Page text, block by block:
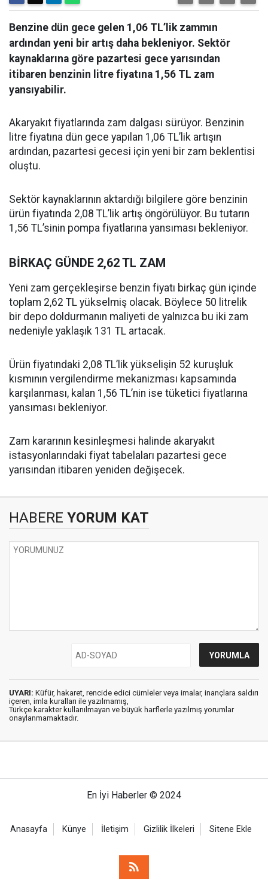
Benzine dün gece gelen 1,06 TL’lik zammın
ardından yeni bir artış daha bekleniyor. Sektör
kaynaklarına göre pazartesi gece yarısından
itibaren benzinin litre fiyatına 1,56 TL zam
yansıyabilir.
Akaryakıt fiyatlarında zam dalgası sürüyor. Benzinin
litre fiyatına dün gece yapılan 1,06 TL’lik artışın
ardından, pazartesi gecesi için yeni bir zam beklentisi
oluştu.
Sektör kaynaklarının aktardığı bilgilere göre benzinin
ürün fiyatında 2,08 TL’lik artış öngörülüyor. Bu tutarın
1,56 TL’sinin pompa fiyatlarına yansıması bekleniyor.
BİRKAÇ GÜNDE 2,62 TL ZAM
Yeni zam gerçekleşirse benzin fiyatı birkaç gün içinde
toplam 2,62 TL yükselmiş olacak. Böylece 50 litrelik
bir depo doldurmanın maliyeti de yalnızca bu iki zam
nedeniyle yaklaşık 131 TL artacak.
Ürün fiyatındaki 2,08 TL’lik yükselişin 52 kuruşluk
kısmının vergilendirme mekanizması kapsamında
karşılanması, kalan 1,56 TL’nin ise tüketici fiyatlarına
yansıması bekleniyor.
Zam kararının kesinleşmesi halinde akaryakıt
istasyonlarındaki fiyat tabelaları pazartesi gece
yarısından itibaren yeniden değişecek.
HABERE YORUM KAT
UYARI: Küfür, hakaret, rencide edici cümleler veya imalar, inançlara saldırı
içeren, imla kuralları ile yazılmamış,
Türkçe karakter kullanılmayan ve büyük harflerle yazılmış yorumlar
onaylanmamaktadır.
En İyi Haberler © 2024
Anasayfa Künye İletişim Gizlilik İlkeleri Sitene Ekle